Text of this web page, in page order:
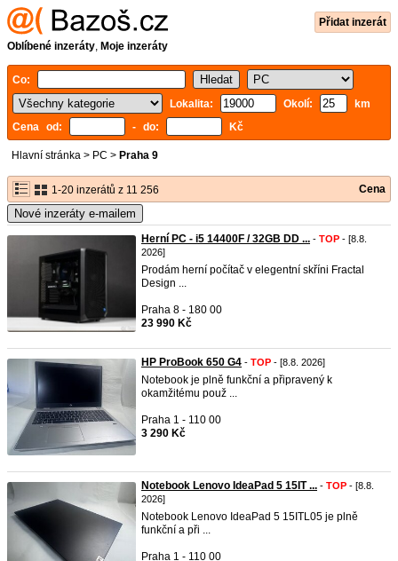
Přidat inzerát
Oblíbené inzeráty, Moje inzeráty
Co:
Lokalita:
Okolí:
km
Cena od:
- do: Kč
Hlavní stránka > PC > Praha 9
1-20 inzerátů z 11 256 Cena
Nové inzeráty e-mailem
Herní PC - i5 14400F / 32GB DD ... - TOP - [8.8.
2026]
Prodám herní počítač v elegentní skříni Fractal
Design ...
Praha 8 - 180 00
23 990 Kč
HP ProBook 650 G4 - TOP - [8.8. 2026]
Notebook je plně funkční a připravený k
okamžitému použ ...
Praha 1 - 110 00
3 290 Kč
Notebook Lenovo IdeaPad 5 15IT ... - TOP - [8.8.
2026]
Notebook Lenovo IdeaPad 5 15ITL05 je plně
funkční a při ...
Praha 1 - 110 00